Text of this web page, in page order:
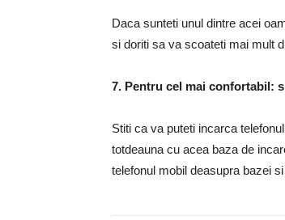
Daca sunteti unul dintre acei
si doriti sa va scoateti mai mult
7. Pentru cel mai confortabil:
Stiti ca va puteti incarca
totdeauna cu acea baza de
telefonul mobil deasupra bazei